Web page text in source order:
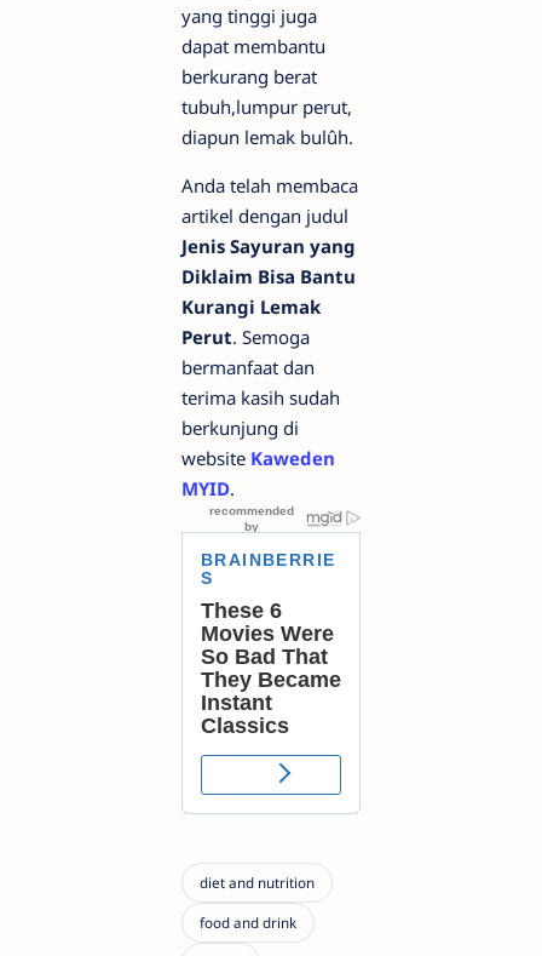
yang tinggi juga
dapat membantu
berkurang berat
tubuh,lumpur perut,
diapun lemak bulûh.
Anda telah membaca
artikel dengan judul
Jenis Sayuran yang
Diklaim Bisa Bantu
Kurangi Lemak
Perut. Semoga
bermanfaat dan
terima kasih sudah
berkunjung di
website Kaweden
MYID.